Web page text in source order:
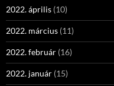
2022. április (10)
2022. március (11)
2022. február (16)
2022. január (15)